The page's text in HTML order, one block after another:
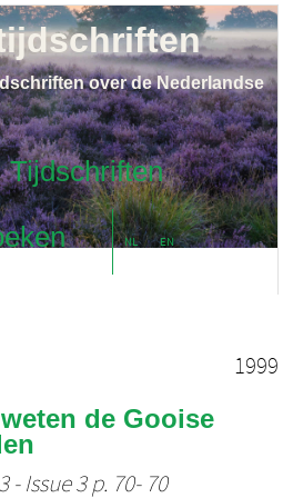
Tijdschriften
NL EN
over de Nederlandse
1999
de Gooise
- Issue 3 p. 70- 70